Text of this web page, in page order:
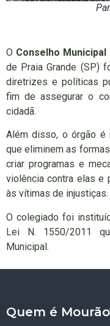
O Conselho
de Praia Grande (SP)
diretrizes e políticas
fim de assegurar o
cidadã.
Além disso, o órgão é
que eliminem as
criar programas e
violência contra elas e
às vítimas de injustiças.
O colegiado foi
Lei N. 1550/2011
Municipal.
Quem é